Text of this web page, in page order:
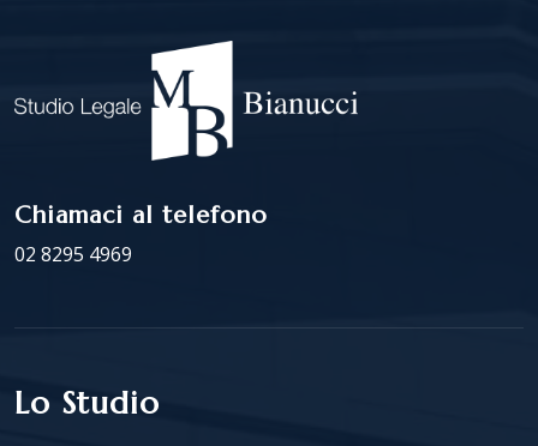
Chiamaci al telefono
02 8295 4969
Lo Studio